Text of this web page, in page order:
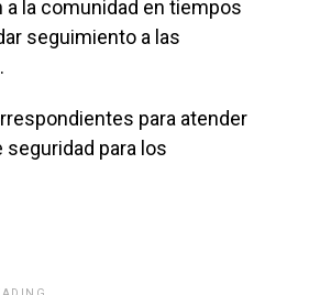
la comunidad en tiempos
seguimiento a las
para atender
para los